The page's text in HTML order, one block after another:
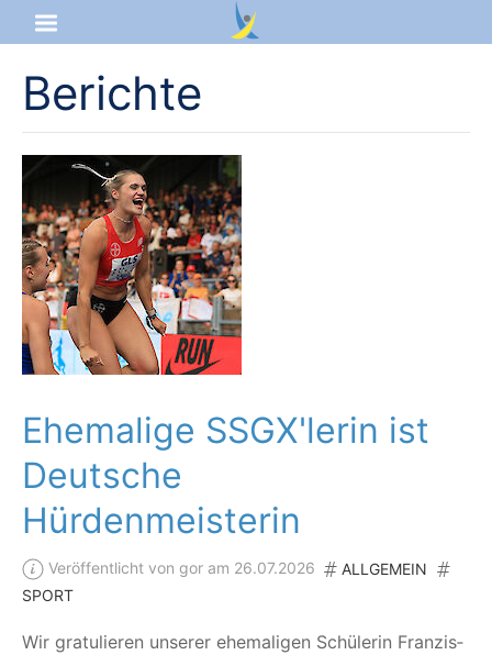
Startseite
Aktuelles
Das sind wir
Lernangebot
Service & Infos
Berichte
Ehemalige SSGX'lerin ist
Deutsche
Hürdenmeisterin
Veröffentlicht von gor am 26.07.2026
ALLGEMEIN
SPORT
Wir gra­tu­lie­ren unse­rer ehe­ma­li­gen Schü­le­rin Fran­zis­